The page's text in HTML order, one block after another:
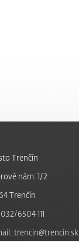
Trenčín
nám. 1/2
Trenčín
6504 111
trencin@trencin.sk